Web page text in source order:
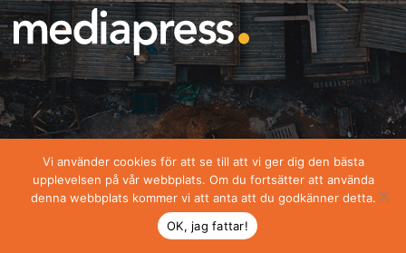
Vi använder cookies för att se till att vi ger dig den bästa
upplevelsen på vår webbplats. Om du fortsätter att använda
denna webbplats kommer vi att anta att du godkänner detta.
OK, jag fattar!